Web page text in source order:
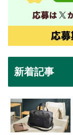
新着記事